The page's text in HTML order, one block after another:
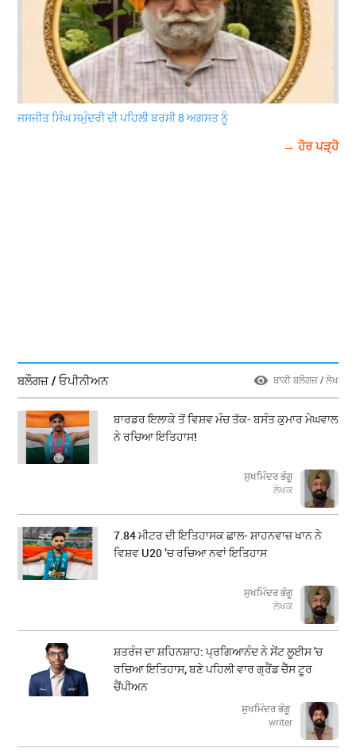
ਜਸਜੀਤ ਸਿੰਘ ਸਮੁੰਦਰੀ ਦੀ ਪਹਿਲੀ ਬਰਸੀ 8 ਅਗਸਤ ਨੂੰ
→ ਹੋਰ ਪੜ੍ਹੋ
ਬਲੌਗਜ਼ / ਓਪੀਨੀਅਨ ਬਾਕੀ ਬਲੌਗਜ਼ / ਲੇਖ
ਬਾਰਡਰ ਇਲਾਕੇ ਤੋਂ ਵਿਸ਼ਵ ਮੰਚ ਤੱਕ- ਬਸੰਤ ਕੁਮਾਰ ਮੇਘਵਾਲ
ਨੇ ਰਚਿਆ ਇਤਿਹਾਸ!
ਸੁਖਮਿੰਦਰ ਭੰਗੂ
ਲੇਖਕ
7.84 ਮੀਟਰ ਦੀ ਇਤਿਹਾਸਕ ਛਾਲ- ਸ਼ਾਹਨਵਾਜ਼ ਖਾਨ ਨੇ
ਵਿਸ਼ਵ U20 ’ਚ ਰਚਿਆ ਨਵਾਂ ਇਤਿਹਾਸ
ਸੁਖਮਿੰਦਰ ਭੰਗੂ
ਲੇਖਕ
ਸ਼ਤਰੰਜ ਦਾ ਸ਼ਹਿਨਸ਼ਾਹ: ਪ੍ਰਗਿਆਨੰਦ ਨੇ ਸੇਂਟ ਲੂਈਸ 'ਚ
ਰਚਿਆ ਇਤਿਹਾਸ, ਬਣੇ ਪਹਿਲੀ ਵਾਰ ਗ੍ਰੈਂਡ ਚੈੱਸ ਟੂਰ
ਚੈਂਪੀਅਨ
ਸੁਖਮਿੰਦਰ ਭੰਗੂ
writer